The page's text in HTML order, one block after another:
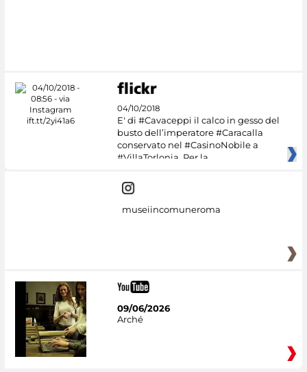
04/10/2018
E' di #Cavaceppi il calco in gesso del
busto dell’imperatore #Caracalla
conservato nel #CasinoNobile a
#VillaTorlonia. Per la
museiincomuneroma
09/06/2026
Arché